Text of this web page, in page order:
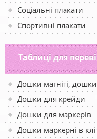
Соціальні плакати
Спортивні плакати
Таблиці для
Дошки магніті,
Дошки для крейди
Дошки для маркерів
Дошки маркерні в